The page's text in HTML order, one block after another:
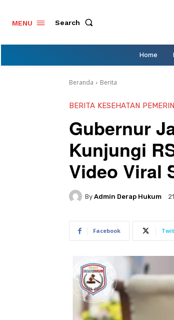
MENU Search
Home
Beranda Berita
BERITA KESEHATAN
Gubernur
Kunjungi
Video Viral
By Admin Derap Hukum
Facebook